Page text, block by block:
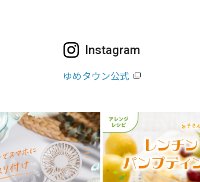
Instagram
ゆめタウン公式